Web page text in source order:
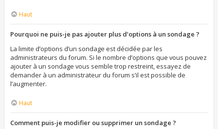
Haut
Pourquoi ne puis-je pas ajouter plus d’options à un sondage ?
La limite d’options d’un sondage est décidée par les
administrateurs du forum. Si le nombre d’options que vous pouvez
ajouter à un sondage vous semble trop restreint, essayez de
demander à un administrateur du forum s’il est possible de
l’augmenter.
Haut
Comment puis-je modifier ou supprimer un sondage ?